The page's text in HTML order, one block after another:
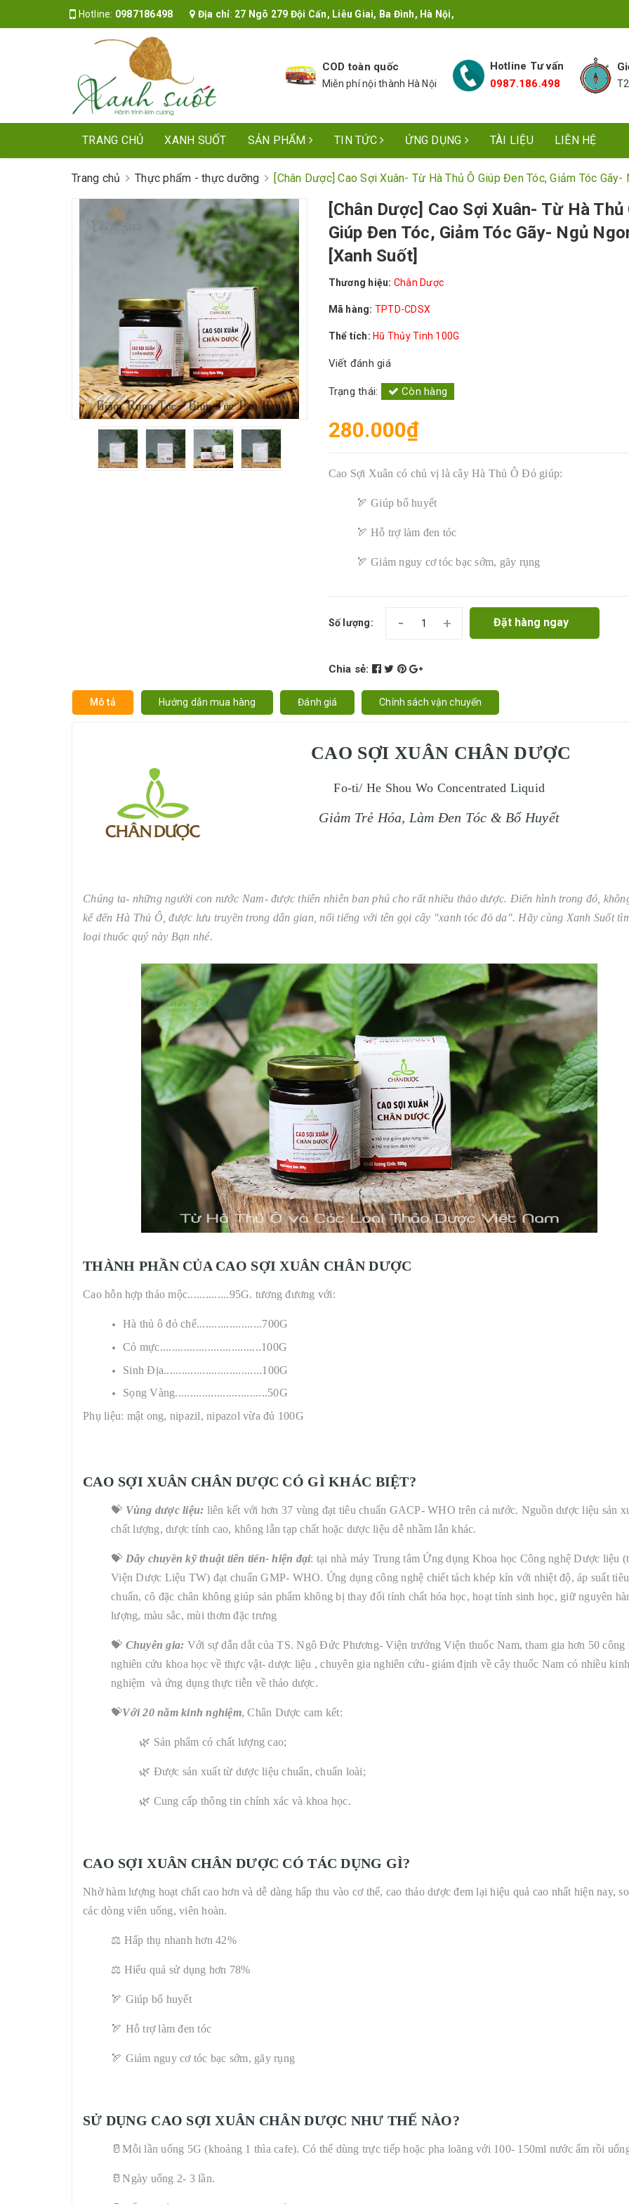
Hotline: 0987186498 Địa chỉ: 27 Ngõ 279 Đội Cấn, Liễu Giai, Ba Đình, Hà Nội,
COD toàn quốc
Miễn phí nội thành Hà Nội
Hotline Tư vấn
0987.186.498
TRANG CHỦ XANH SUỐT SẢN PHẨM TIN TỨC ỨNG DỤNG TÀI LIỆU LIÊN HỆ
Trang chủ Thực phẩm - thực dưỡng [Chân Dược] Cao Sợi Xuân- Từ Hà Thủ Ô Giúp Đen Tóc, Giảm Tóc Gãy-
[Chân Dược] Cao Sợi Xuân- Từ Hà Thủ
Giúp Đen Tóc, Giảm Tóc Gãy- Ngủ
[Xanh Suốt]
Thương hiệu: Chân Dược
Mã hàng: TPTD-CDSX
Thể tích: Hũ Thủy Tinh 100G
Viết đánh giá
Trạng thái: Còn hàng
280.000₫
Cao Sợi Xuân có chủ vị là cây Hà Thủ Ô Đỏ giúp:
🏹 Giúp bổ huyết
🏹 Hỗ trợ làm đen tóc
🏹 Giảm nguy cơ tóc bạc sớm, gãy rụng
Số lượng: - + Đặt hàng ngay
Chia sẻ:
Mô tả Hướng dẫn mua hàng Đánh giá Chính sách vận chuyển
CAO SỢI XUÂN CHÂN DƯỢC
Fo-ti/ He Shou Wo Concentrated Liquid
Giảm Trẻ Hóa, Làm Đen Tóc & Bổ Huyết
Chúng ta- những người con nước Nam- được thiên nhiên ban phú cho rất nhiều thảo dược. Điển hình trong đó,
kể đến Hà Thủ Ô, được lưu truyền trong dân gian, nổi tiếng với tên gọi cây "xanh tóc đỏ da". Hãy cùng Xanh Suốt
loại thuốc quý này Bạn nhé.
THÀNH PHẦN CỦA CAO SỢI XUÂN CHÂN DƯỢC
Cao hỗn hợp thảo mộc..............95G. tương đương với:
Hà thủ ô đỏ chế......................700G
Cỏ mực..................................100G
Sinh Địa.................................100G
Sọng Vàng...............................50G
Phụ liệu: mật ong, nipazil, nipazol vừa đủ 100G
CAO SỢI XUÂN CHÂN DƯỢC CÓ GÌ KHÁC BIỆT?
💝 Vùng dược liệu: liên kết với hơn 37 vùng đạt tiêu chuẩn GACP- WHO trên cả nước. Nguồn dược liệu sản
chất lượng, dược tính cao, không lẫn tạp chất hoặc dược liệu dễ nhầm lẫn khác.
💝 Dây chuyền kỹ thuật tiên tiến- hiện đại: tại nhà máy Trung tâm Ứng dụng Khoa học Công nghệ Dược liệu
Viện Dược Liệu TW) đạt chuẩn GMP- WHO. Ứng dụng công nghệ chiết tách khép kín với nhiệt độ, áp suất tiêu
chuẩn, cô đặc chân không giúp sản phẩm không bị thay đổi tính chất hóa học, hoạt tính sinh học, giữ nguyên
lượng, màu sắc, mùi thơm đặc trưng
💝 Chuyên gia: Với sự dẫn dắt của TS. Ngô Đức Phương- Viện trưởng Viện thuốc Nam, tham gia hơn 50 công
nghiên cứu khoa học về thực vật- dược liệu , chuyên gia nghiên cứu- giám định về cây thuốc Nam có nhiều kinh
nghiệm và ứng dụng thực tiễn về thảo dược.
💝Với 20 năm kinh nghiệm, Chân Dược cam kết:
🌿 Sản phẩm có chất lượng cao;
🌿 Được sản xuất từ dược liệu chuẩn, chuẩn loài;
🌿 Cung cấp thông tin chính xác và khoa học.
CAO SỢI XUÂN CHÂN DƯỢC CÓ TÁC DỤNG GÌ?
Nhờ hàm lượng hoạt chất cao hơn và dễ dàng hấp thu vào cơ thể, cao thảo dược đem lại hiệu quả cao nhất hiện nay,
các dòng viên uống, viên hoàn.
⚖️ Hấp thụ nhanh hơn 42%
⚖️ Hiểu quả sử dụng hơn 78%
🏹 Giúp bổ huyết
🏹 Hỗ trợ làm đen tóc
🏹 Giảm nguy cơ tóc bạc sớm, gãy rụng
SỬ DỤNG CAO SỢI XUÂN CHÂN DƯỢC NHƯ THẾ NÀO?
🥛Mỗi lần uống 5G (khoảng 1 thìa cafe). Có thể dùng trực tiếp hoặc pha loãng với 100- 150ml nước ấm rồi
🥛Ngày uống 2- 3 lần.